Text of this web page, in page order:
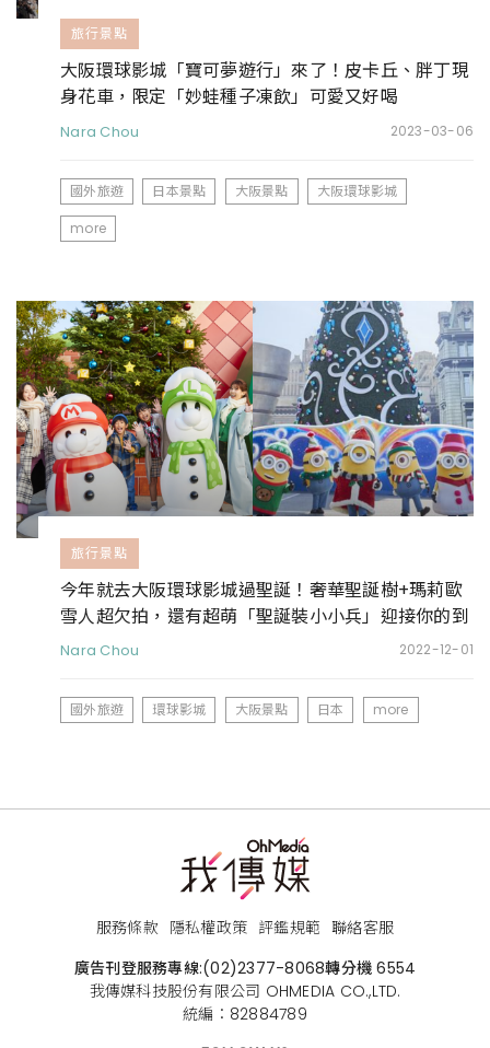
旅行景點
大阪環球影城「寶可夢遊行」來了！皮卡丘、胖丁現
身花車，限定「妙蛙種子凍飲」可愛又好喝
Nara Chou 2023-03-06
國外旅遊 日本景點 大阪景點
大阪環球影城
more
旅行景點
今年就去大阪環球影城過聖誕！奢華聖誕樹+瑪莉歐
雪人超欠拍，還有超萌「聖誕裝小小兵」迎接你的到
來
Nara Chou 2022-12-01
國外旅遊 環球影城 大阪景點 日本 more
服務條款 隱私權政策 評鑑規範 聯絡客服
廣告刊登服務專線:(02)2377-8068轉分機 6554
我傳媒科技股份有限公司 OHMEDIA CO.,LTD.
統編：82884789